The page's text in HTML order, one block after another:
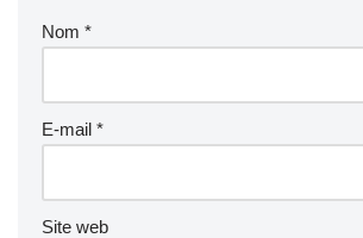
Nom *
E-mail *
Site web